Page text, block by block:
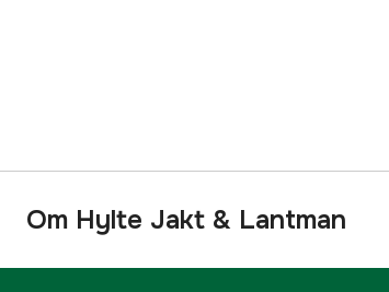
Om Hylte Jakt & Lantman